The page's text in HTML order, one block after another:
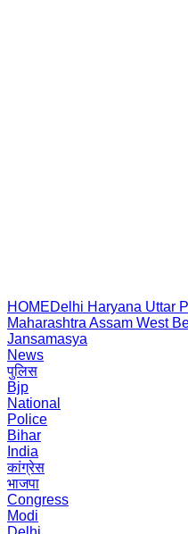
HOMEDelhi Haryana Uttar
Maharashtra Assam West
Jansamasya
News
पुलिस
Bjp
National
Police
Bihar
India
कांग्रेस
भाजपा
Congress
Modi